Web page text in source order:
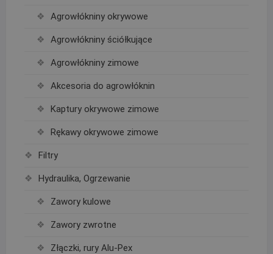
Agrowłókniny okrywowe
Agrowłókniny ściółkujące
Agrowłókniny zimowe
Akcesoria do agrowłóknin
Kaptury okrywowe zimowe
Rękawy okrywowe zimowe
Filtry
Hydraulika, Ogrzewanie
Zawory kulowe
Zawory zwrotne
Złączki, rury Alu-Pex